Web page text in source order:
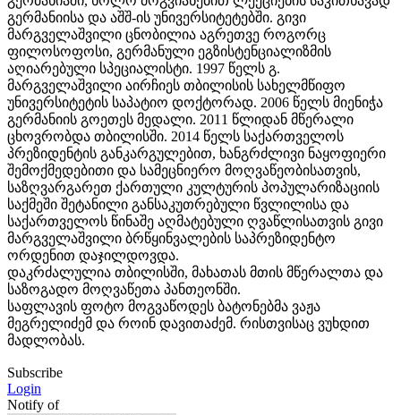
გერმანიისა და აშშ-ის უნივერსიტეტებში. გივი
მარგველაშვილი ცნობილია აგრეთვე როგორც
ფილოსოფოსი, გერმანული ეგზისტენციალიზმის
აღიარებული სპეციალისტი. 1997 წელს გ.
მარგველაშვილი აირჩიეს თბილისის სახელმწიფო
უნივერსიტეტის საპატიო დოქტორად. 2006 წელს მიენიჭა
გერმანიის გოეთეს მედალი. 2011 წლიდან მწერალი
ცხოვრობდა თბილისში. 2014 წელს საქართველოს
პრეზიდენტის განკარგულებით, ხანგრძლივი ნაყოფიერი
შემოქმედებითი და სამეცნიერო მოღვაწეობისათვის,
საზღვარგარეთ ქართული კულტურის პოპულარიზაციის
საქმეში შეტანილი განსაკუთრებული წვლილისა და
საქართველოს წინაშე აღმატებული ღვაწლისათვის გივი
მარგველაშვილი ბრწყინვალების საპრეზიდენტო
ორდენით დაჯილდოვდა.
დაკრძალულია თბილისში, მახათას მთის მწერალთა და
საზოგადო მოღვაწეთა პანთეონში.
საფლავის ფოტო მოგვაწოდეს ბატონებმა ვაჟა
მეგრელიძემ და როინ დავითაძემ. რისთვისაც ვუხდით
მადლობას.
Subscribe
Login
Notify of